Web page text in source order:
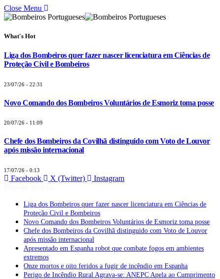
Close Menu
What's Hot
Liga dos Bombeiros quer fazer nascer licenciatura em Ciências de
Proteção Civil e Bombeiros
23/07/26 - 22:31
Novo Comando dos Bombeiros Voluntários de Esmoriz toma posse
20/07/26 - 11:09
Chefe dos Bombeiros da Covilhã distinguido com Voto de Louvor
após missão internacional
17/07/26 - 0:13
Facebook X (Twitter) Instagram
Liga dos Bombeiros quer fazer nascer licenciatura em Ciências de
Proteção Civil e Bombeiros
Novo Comando dos Bombeiros Voluntários de Esmoriz toma posse
Chefe dos Bombeiros da Covilhã distinguido com Voto de Louvor
após missão internacional
Apresentado em Espanha robot que combate fogos em ambientes
extremos
Onze mortos e oito feridos a fugir de incêndio em Espanha
Perigo de Incêndio Rural Agrava-se: ANEPC Apela ao Cumprimento